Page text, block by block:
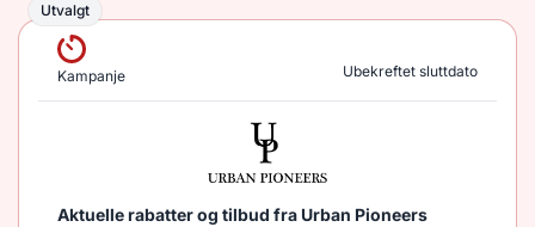
Utvalgt
Utvalgt
Kampanje Ubekreftet sluttdato
Aktuelle rabatter og tilbud fra Urban Pioneers